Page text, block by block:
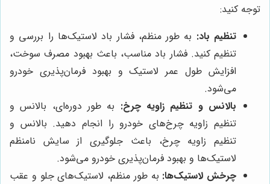
توجه کنید:
تنظیم باد: به طور منظم، فشار باد لاستیک‌ها را بررسی و
تنظیم کنید. فشار باد مناسب، باعث بهبود مصرف سوخت،
افزایش طول عمر لاستیک و بهبود فرمان‌پذیری خودرو
می‌شود.
بالانس و تنظیم زاویه چرخ: به طور دوره‌ای، بالانس و
تنظیم زاویه چرخ‌های خودرو را انجام دهید. بالانس و
تنظیم زاویه چرخ، باعث جلوگیری از سایش نامنظم
لاستیک‌ها و بهبود فرمان‌پذیری خودرو می‌شود.
چرخش لاستیک‌ها: به طور منظم، لاستیک‌های جلو و عقب